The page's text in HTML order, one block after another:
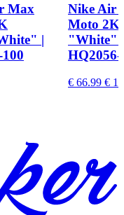
Max
|
Nike Air
Moto 2K
"White" |
HQ2056-
€ 66.99 €